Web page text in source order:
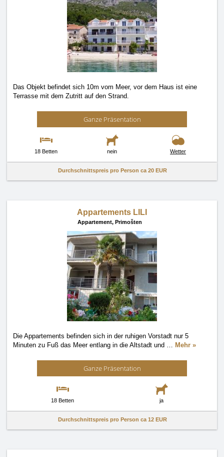
Das Objekt befindet sich 10m vom Meer, vor dem Haus ist eine
Terrasse mit dem Zutritt auf den Strand.
Ganze Präsentation
18 Betten nein Wetter
Durchschnittspreis pro Person ca 20 EUR
Appartements LILI
Appartement, Primošten
Die Appartements befinden sich in der ruhigen Vorstadt nur 5
Minuten zu Fuß das Meer entlang in die Altstadt und … Mehr »
Ganze Präsentation
18 Betten ja
Durchschnittspreis pro Person ca 12 EUR